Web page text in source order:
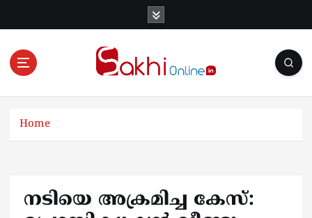
Online News Portal
Home
നടിയെ അക്രമിച്ച കേസ്: